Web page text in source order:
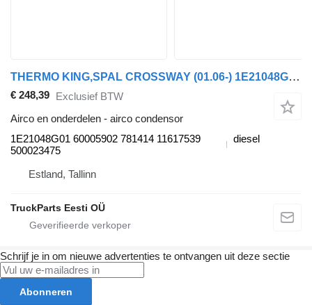
THERMO KING,SPAL CROSSWAY (01.06-) 1E21048G01 airco condensor voor Irisbus Arway, Crossway, Crealis, Magelys, Proway, Daily Tourys (2006-)
€ 248,39 Exclusief BTW
Airco en onderdelen - airco condensor
1E21048G01 60005902 781414 11617539
500023475
diesel
Estland, Tallinn
TruckParts Eesti OÜ
Schrijf je in om nieuwe advertenties te ontvangen uit deze sectie
Abonneren